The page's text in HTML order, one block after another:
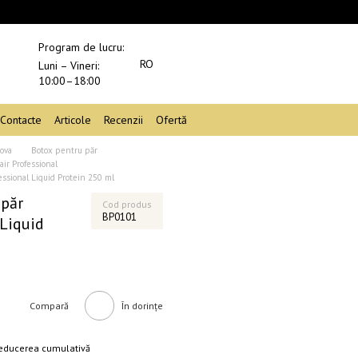
Program de lucru:
Luni – Vineri:
10:00–18:00
RO
Contacte Articole Recenzii Ofertă
Botox pentru păr
Professional
Liquid Protein 250 ml
Cod produs
BP0101
Compară În dorințe
cumulativă